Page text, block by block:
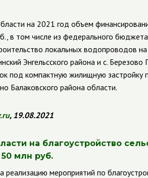
на 2021 год объем
в том числе из федерального
локальных водопроводов
Энгельсского района и с.
под компактную жилищную застройку
Балаковского района области.
, 19.08.2021
на благоустройство
млн руб.
реализацию мероприятий по